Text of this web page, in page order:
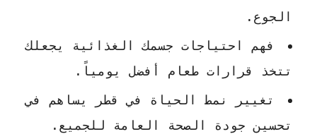
الجوع.
فهم احتياجات جسمك الغذائية يجعلك
تتخذ قرارات طعام أفضل يومياً.
تغيير نمط الحياة في قطر يساهم في
تحسين جودة الصحة العامة للجميع.